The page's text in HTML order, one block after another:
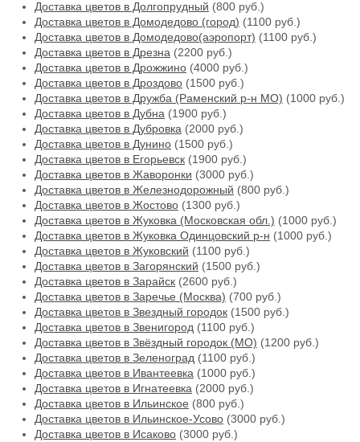
Доставка цветов в Долгопрудный (800 руб.)
Доставка цветов в Домодедово (город) (1100 руб.)
Доставка цветов в Домодедово(аэропорт) (1100 руб.)
Доставка цветов в Дрезна (2200 руб.)
Доставка цветов в Дрожжино (4000 руб.)
Доставка цветов в Дроздово (1500 руб.)
Доставка цветов в Дружба (Раменский р-н МО) (1000 руб.)
Доставка цветов в Дубна (1900 руб.)
Доставка цветов в Дубровка (2000 руб.)
Доставка цветов в Дунино (1500 руб.)
Доставка цветов в Егорьевск (1900 руб.)
Доставка цветов в Жаворонки (3000 руб.)
Доставка цветов в Железнодорожный (800 руб.)
Доставка цветов в Жостово (1300 руб.)
Доставка цветов в Жуковка (Московская обл.) (1000 руб.)
Доставка цветов в Жуковка Одинцовский р-н (1000 руб.)
Доставка цветов в Жуковский (1100 руб.)
Доставка цветов в Загорянский (1500 руб.)
Доставка цветов в Зарайск (2600 руб.)
Доставка цветов в Заречье (Москва) (700 руб.)
Доставка цветов в Звездный городок (1500 руб.)
Доставка цветов в Звенигород (1100 руб.)
Доставка цветов в Звёздный городок (МО) (1200 руб.)
Доставка цветов в Зеленоград (1100 руб.)
Доставка цветов в Ивантеевка (1000 руб.)
Доставка цветов в Игнатеевка (2000 руб.)
Доставка цветов в Ильинское (800 руб.)
Доставка цветов в Ильинское-Усово (3000 руб.)
Доставка цветов в Исаково (3000 руб.)